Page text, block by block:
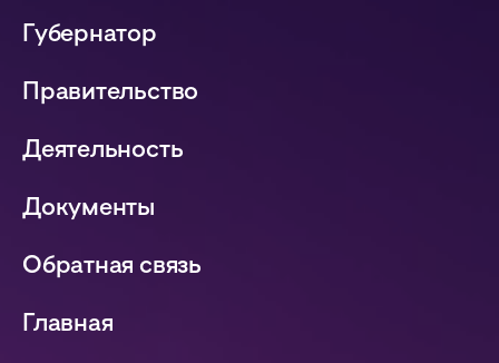
Губернатор
Правительство
Деятельность
Документы
Обратная связь
Главная